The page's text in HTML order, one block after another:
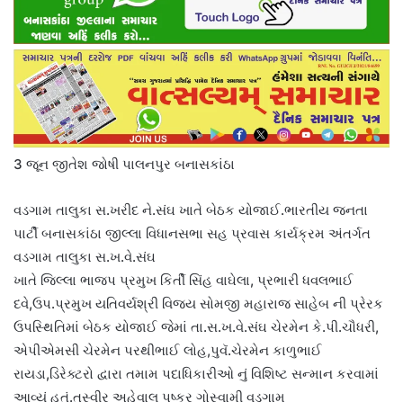
3 જૂન જીતેશ જોષી પાલનપુર બનાસકાંઠા
વડગામ તાલુકા સ.ખરીદ ને.સંઘ ખાતે બેઠક યોજાઈ.ભારતીય જનતા
પાર્ટી બનાસકાંઠા જીલ્લા વિધાનસભા સહ પ્રવાસ કાર્યક્રમ અંતર્ગત
વડગામ તાલુકા સ.ખ.વે.સંઘ
ખાતે જિલ્લા ભાજપ પ્રમુખ કિર્તી સિંહ વાઘેલા, પ્રભારી ધવલભાઈ
દવે,ઉપ.પ્રમુખ યતિવર્યશ્રી વિજય સોમજી મહારાજ સાહેબ ની પ્રેરક
ઉપસ્થિતિમાં બેઠક યોજાઈ જેમાં તા.સ.ખ.વે.સંઘ ચેરમેન કે.પી.ચૌધરી,
એપીએમસી ચેરમેન પરથીભાઈ લોહ,પુવૅ.ચેરમેન કાળુભાઈ
રાયડા,ડિરેક્ટરો દ્વારા તમામ પદાધિકારીઓ નું વિશિષ્ટ સન્માન કરવામાં
આવ્યું હતું.તસ્વીર અહેવાલ પુષ્કર ગોસ્વામી વડગામ